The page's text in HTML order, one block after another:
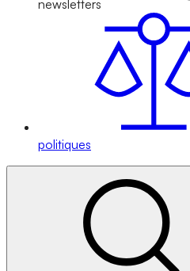
newsletters
politiques